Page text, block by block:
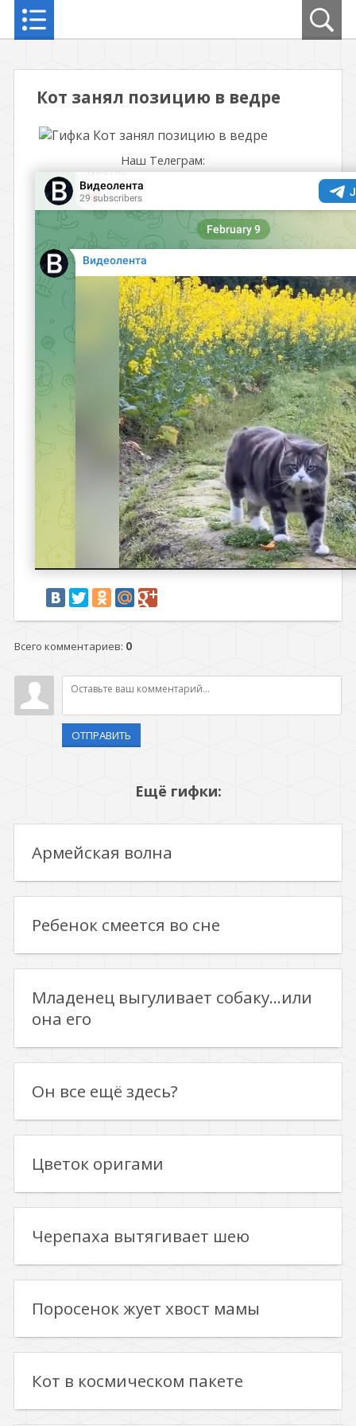
Кот занял позицию в ведре
Наш Телеграм:
Всего комментариев: 0
ОТПРАВИТЬ
Ещё гифки:
Армейская волна
Ребенок смеется во сне
Младенец выгуливает собаку...или
она его
Он все ещё здесь?
Цветок оригами
Черепаха вытягивает шею
Поросенок жует хвост мамы
Кот в космическом пакете